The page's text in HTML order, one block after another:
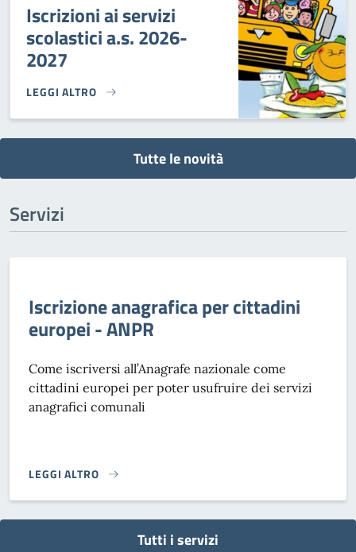
Iscrizioni ai servizi
scolastici a.s. 2026-
2027
LEGGI ALTRO
ISCRIZIONI AI SERVIZI SCOLASTICI A.S. 2026-2027}
Tutte le novità
Servizi
Iscrizione anagrafica per cittadini
europei - ANPR
Come iscriversi all’Anagrafe nazionale come
cittadini europei per poter usufruire dei servizi
anagrafici comunali
LEGGI ALTRO
ISCRIZIONE ANAGRAFICA PER CITTADINI EUROPEI - ANPR}
Tutti i servizi